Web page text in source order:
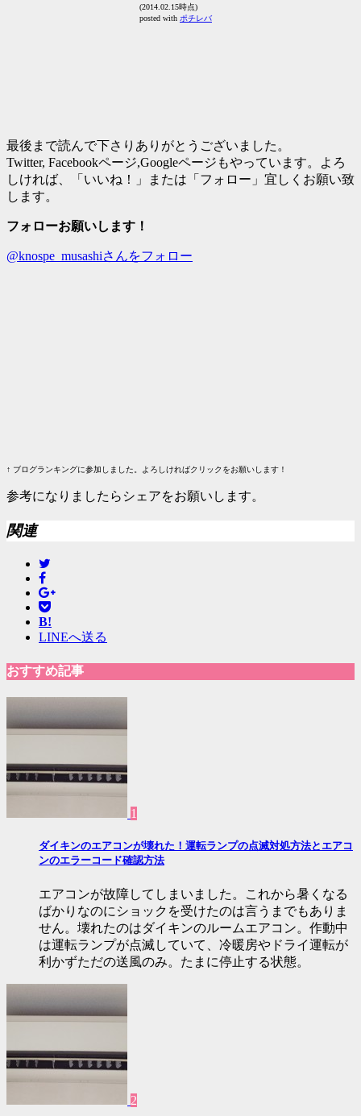
(2014.02.15時点)
posted with ポチレバ
最後まで読んで下さりありがとうございました。
Twitter, Facebookページ,Googleページもやっています。よろ
しければ、「いいね！」または「フォロー」宜しくお願い致
します。
フォローお願いします！
@knospe_musashiさんをフォロー
↑ ブログランキングに参加しました。よろしければクリックをお願いします！
参考になりましたらシェアをお願いします。
関連
B!
LINEへ送る
おすすめ記事
1
ダイキンのエアコンが壊れた！運転ランプの点滅対処方法とエアコ
ンのエラーコード確認方法
エアコンが故障してしまいました。これから暑くなる
ばかりなのにショックを受けたのは言うまでもありま
せん。壊れたのはダイキンのルームエアコン。作動中
は運転ランプが点滅していて、冷暖房やドライ運転が
利かずただの送風のみ。たまに停止する状態。
2